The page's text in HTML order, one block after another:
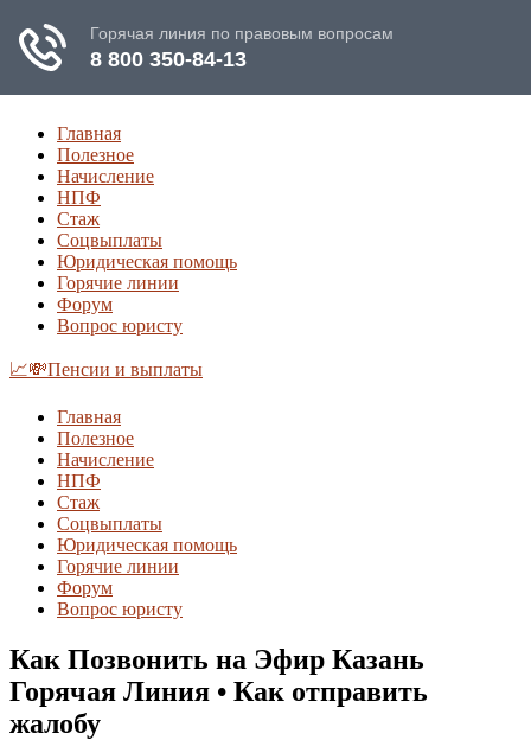
Главная
Полезное
Начисление
НПФ
Стаж
Соцвыплаты
Юридическая помощь
Горячие линии
Форум
Вопрос юристу
📈💸Пенсии и выплаты
Главная
Полезное
Начисление
НПФ
Стаж
Соцвыплаты
Юридическая помощь
Горячие линии
Форум
Вопрос юристу
Как Позвонить на Эфир Казань
Горячая Линия • Как отправить
жалобу